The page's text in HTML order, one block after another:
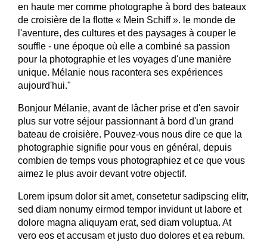
en haute mer comme photographe à bord des bateaux
de croisière de la flotte « Mein Schiff ». le monde de
l'aventure, des cultures et des paysages à couper le
souffle - une époque où elle a combiné sa passion
pour la photographie et les voyages d'une manière
unique. Mélanie nous racontera ses expériences
aujourd'hui."
Bonjour Mélanie, avant de lâcher prise et d'en savoir
plus sur votre séjour passionnant à bord d'un grand
bateau de croisière. Pouvez-vous nous dire ce que la
photographie signifie pour vous en général, depuis
combien de temps vous photographiez et ce que vous
aimez le plus avoir devant votre objectif.
Lorem ipsum dolor sit amet, consetetur sadipscing elitr,
sed diam nonumy eirmod tempor invidunt ut labore et
dolore magna aliquyam erat, sed diam voluptua. At
vero eos et accusam et justo duo dolores et ea rebum.